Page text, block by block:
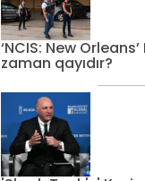
‘NCIS: New
zaman qayıdır?